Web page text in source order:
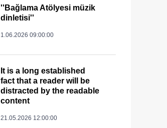
''Bağlama Atölyesi müzik
dinletisi''
1.06.2026 09:00:00
It is a long established
fact that a reader will be
distracted by the readable
content
21.05.2026 12:00:00